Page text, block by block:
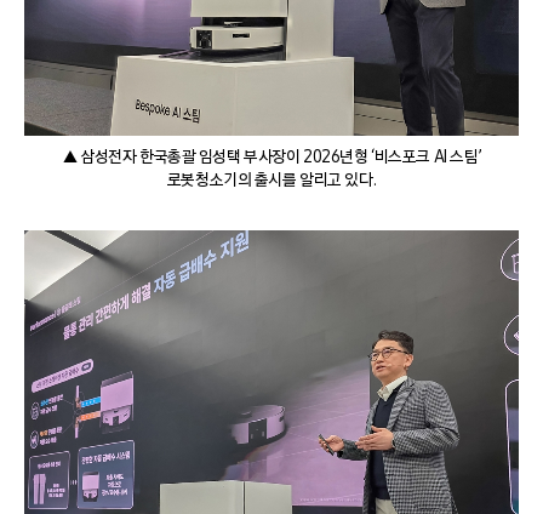
▲ 삼성전자 한국총괄 임성택 부사장이 2026년형 ‘비스포크 AI 스팀’
로봇청소기의 출시를 알리고 있다.